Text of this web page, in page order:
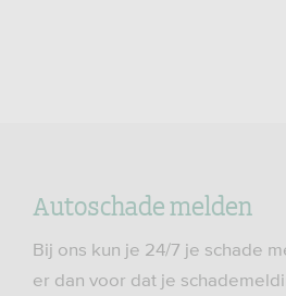
Autoschade melden
Bij ons kun je 24/7 je schade
er dan voor dat je